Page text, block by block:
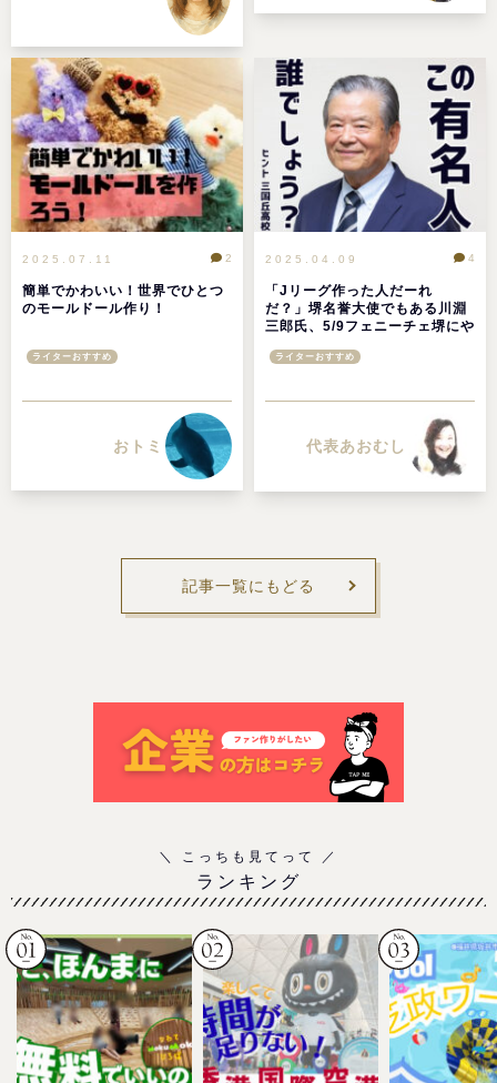
2025.07.11
簡単でかわいい！世界でひとつ
のモールドール作り！
2
ライターおすすめ
おトミ
2025.04.09
「Jリーグ作った人だーれ
だ？」堺名誉大使でもある川淵
三郎氏、5/9フェニーチェ堺にや
4
ライターおすすめ
代表あおむし
記事一覧にもどる
ランキング